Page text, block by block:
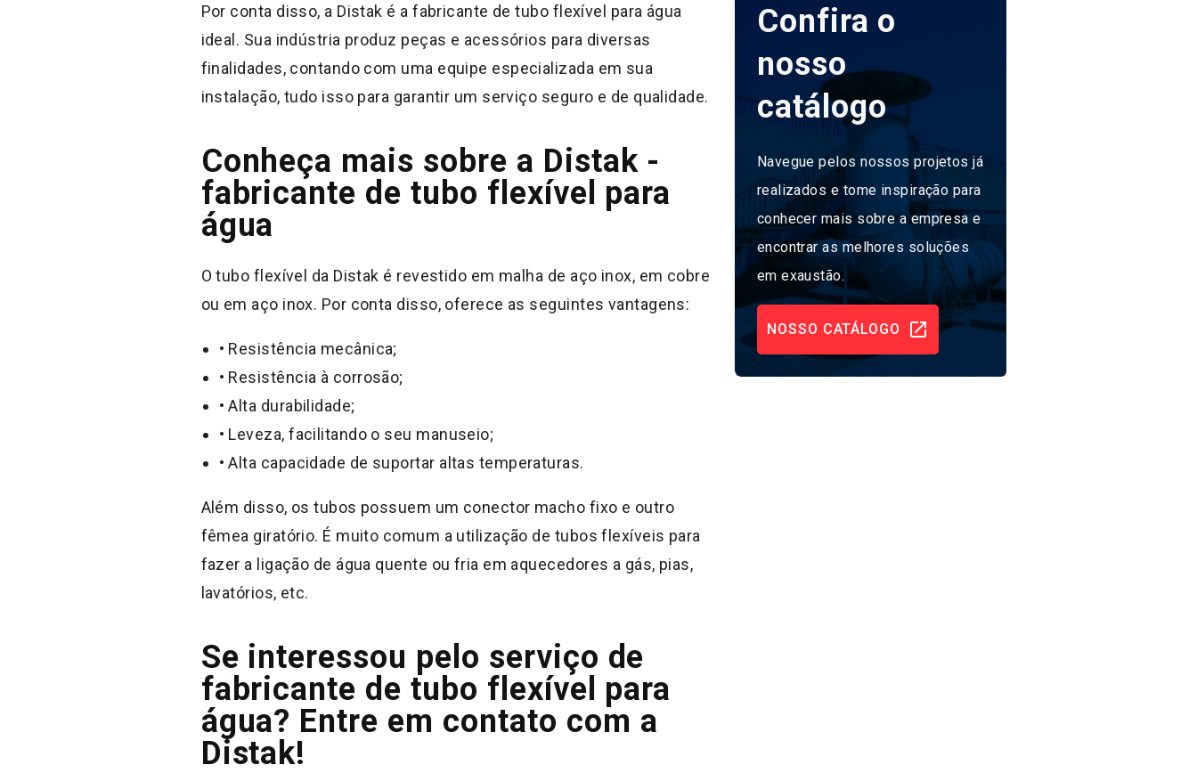
Por conta disso, a Distak é a fabricante de tubo flexível para água
ideal. Sua indústria produz peças e acessórios para diversas
finalidades, contando com uma equipe especializada em sua
instalação, tudo isso para garantir um serviço seguro e de qualidade.
Conheça mais sobre a Distak -
fabricante de tubo flexível para
água
O tubo flexível da Distak é revestido em malha de aço inox, em cobre
ou em aço inox. Por conta disso, oferece as seguintes vantagens:
• Resistência mecânica;
• Resistência à corrosão;
• Alta durabilidade;
• Leveza, facilitando o seu manuseio;
• Alta capacidade de suportar altas temperaturas.
Além disso, os tubos possuem um conector macho fixo e outro
fêmea giratório. É muito comum a utilização de tubos flexíveis para
fazer a ligação de água quente ou fria em aquecedores a gás, pias,
lavatórios, etc.
Se interessou pelo serviço de
fabricante de tubo flexível para
água? Entre em contato com a
Distak!
Confira o
nosso
catálogo
Navegue pelos nossos projetos já
realizados e tome inspiração para
conhecer mais sobre a empresa e
encontrar as melhores soluções
em exaustão.
NOSSO CATÁLOGO